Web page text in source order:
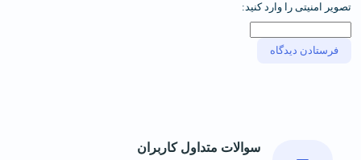
تصویر امنیتی را وارد کنید:
سوالات متداول کاربران